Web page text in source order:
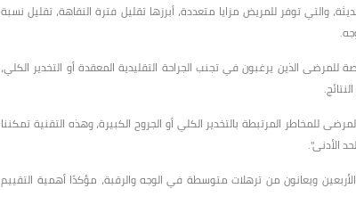
والتي توفر للمريض مزايا متعددة، أبرزها تقليل فترة النقاهة، تقليل نسبة
الذين يرغبون في تجنب الجراحة التقليدية المعقدة أو التخدير الكلي،
للمخاطر المرتبطة بالتخدير الكلي أو الجروح الكبيرة، وهذه التقنية تمكننا
الأدنى".
ويعانون من ترهلات متوسطة في الوجه والرقبة، مؤكدًا أهمية التقييم